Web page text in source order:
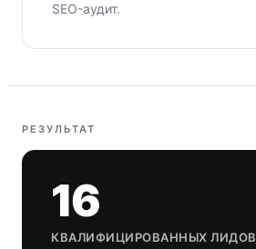
SEO-аудит.
РЕЗУЛЬТАТ
16
КВАЛИФИЦИРОВАННЫХ ЛИДОВ